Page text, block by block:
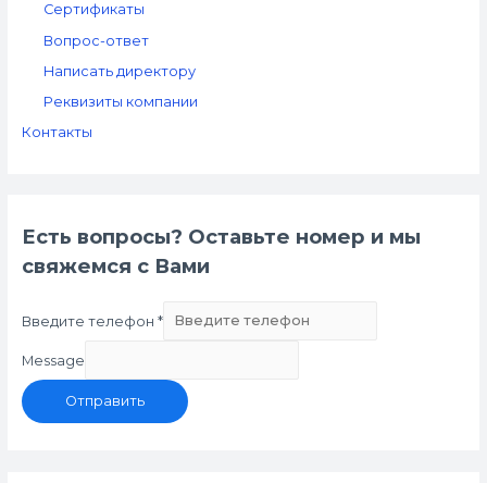
Сертификаты
Вопрос-ответ
Написать директору
Реквизиты компании
Контакты
Есть вопросы? Оставьте номер и мы
свяжемся с Вами
Введите телефон *
Message
Отправить